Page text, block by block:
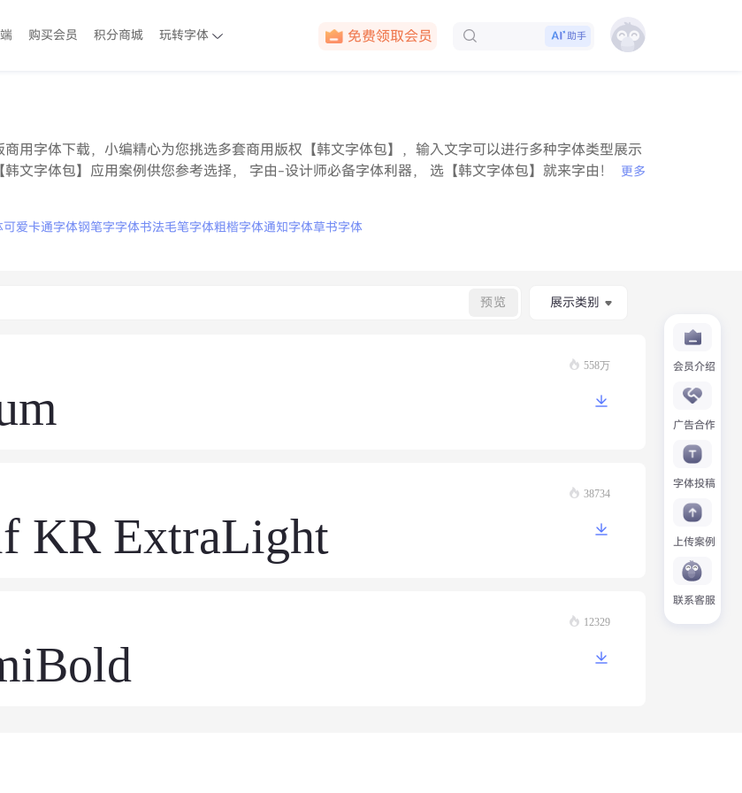
购买会员 积分商城 玩转字体
免费领取会员
助手
会员介绍
广告合作
字体投稿
上传案例
联系客服
商用字体下载，小编精心为您挑选多套商用版权【韩文字体包】，输入文字可以进行多种字体类型展示
文字体包】应用案例供您参考选择， 字由-设计师必备字体利器， 选【韩文字体包】就来字由！
更多
可爱卡通字体钢笔字字体书法毛笔字体粗楷字体通知字体草书字体
预览 展示类别
558万
KR ExtraLight
38734
12329